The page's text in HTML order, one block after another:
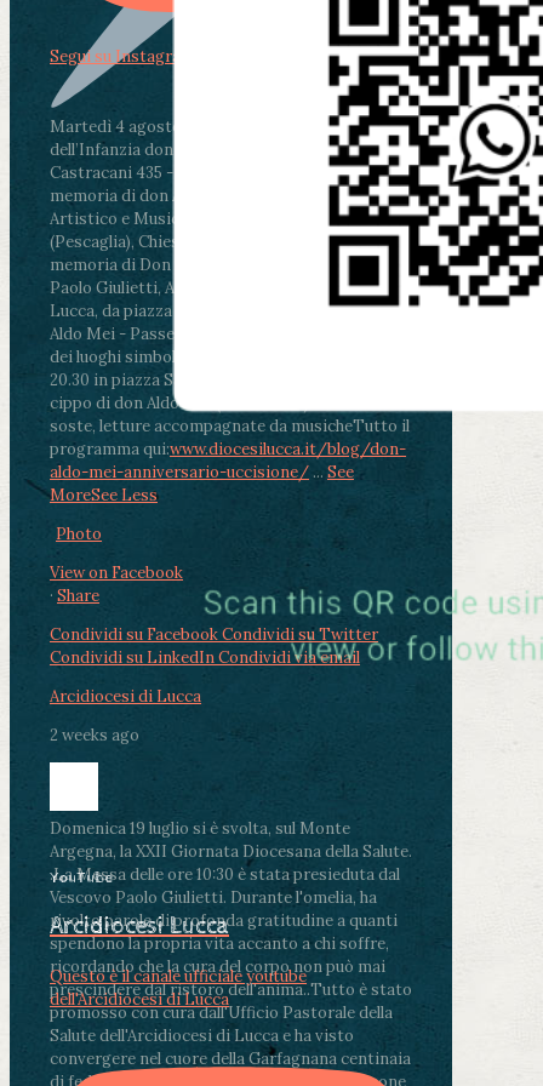
Martedì 4 agosto2026
ore 11:30 - Lucca, Scuola
dell’Infanzia don Aldo Mei - Viale Castruccio
Castracani 435 - Inaugurazione murales in
memoria di don Aldo Mei curato dal Liceo
Artistico e Musicale “Passaglia”
ore 18 - Fiano
(Pescaglia), Chiesa parrocchiale - Messa in
memoria di Don Aldo Mei celebrata da mons.
Paolo Giulietti, Arcivescovo di Lucca
ore 20.30 -
Lucca, da piazza San Michele al Cippo di don
Aldo Mei - Passeggiata della Memoria in alcuni
dei luoghi simbolo della città. Ritrovo alle ore
20.30 in piazza San Michele con conclusione al
cippo di don Aldo Mei (Porta Elisa). Durante le
soste, letture accompagnate da musicheTutto il
programma qui:www.diocesilucca.it/blog/don-
aldo-mei-anniversario-uccisione/ ... See
MoreSee Less
Photo
View on Facebook
· Share
Condividi su FacebookCondividi su Twitter
Condividi su LinkedInCondividi via email
Arcidiocesi di Lucca
2 weeks ago
Domenica 19 luglio si è svolta, sul Monte
Argegna, la XXII Giornata Diocesana della Salute.
.La Messa delle ore 10:30 è stata presieduta dal
Vescovo Paolo Giulietti. Durante l'omelia, ha
rivolto parole di profonda gratitudine a quanti
spendono la propria vita accanto a chi soffre,
ricordando che la cura del corpo non può mai
prescindere dal ristoro dell'anima..Tutto è stato
promosso con cura dall'Ufficio Pastorale della
Salute dell'Arcidiocesi di Lucca e ha visto
convergere nel cuore della Garfagnana centinaia
di fedeli, operatori sanitari, volontari e persone
Segui su Instagram
YouTube
Arcidiocesi Lucca
Questo è il canale ufficiale youtube
dell'Arcidiocesi di Lucca